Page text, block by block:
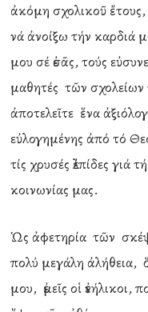
ἀκόμη σχολικοῦ
νά ἀνοίξω τήν καρδιά
μου σέ ἐσᾶς, τούς
μαθητές τῶν
ἀποτελεῖτε ἕνα
εὐλογημένης ἀπό τό
τίς χρυσές ἐλπίδες γιά
κοινωνίας μας.
Ὡς ἀφετηρία τῶν
πολύ μεγάλη ἀλήθεια,
μου, ἐμεῖς οἱ ἐνήλικοι,